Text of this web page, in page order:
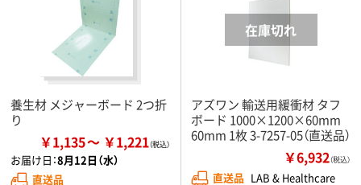
養生材 メジャーボード 2つ折
り
￥1,135 ￥1,221
お届け日：8月12日（水）
直送品
アズワン 輸送用緩衝材 タフ
ボード 1000×1200×60mm
60mm 1枚 3-7257-05（直送品）
￥6,932（税込）
直送品 LAB & Healthcare